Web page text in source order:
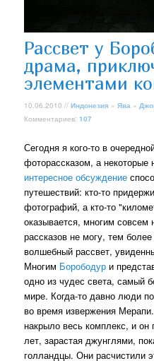
Рассвет у
драма,
элементами
10.06.2010 //Индонезия »Ява »
Комментариев:107
Сегодня я кого-то в
фоторассказом, а некоторые
интересное обсуждение
путешествий: кто-то
фотографий, а кто-то
оказывается, многим
рассказов не могу, тем
волшебный рассвет,
Многим Борободур и
одно из чудес света, самый
мире. Когда-то давно люди
во время извержения
накрыло весь комплекс, и
лет, зарастая джунглями,
голландцы. Они расчистили